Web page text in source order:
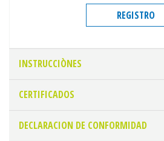
REGISTRO
INSTRUCCIÒNES
CERTIFICADOS
DECLARACION DE CONFORMIDAD